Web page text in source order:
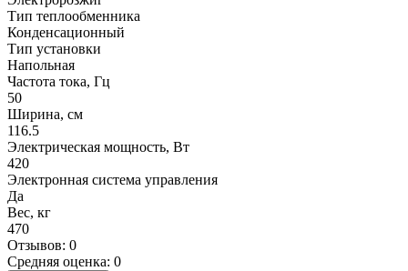
Тип теплообменника
Конденсационный
Тип установки
Напольная
Частота тока, Гц
50
Ширина, см
116.5
Электрическая мощность, Вт
420
Электронная система управления
Да
Вес, кг
470
Отзывов: 0
Средняя оценка: 0